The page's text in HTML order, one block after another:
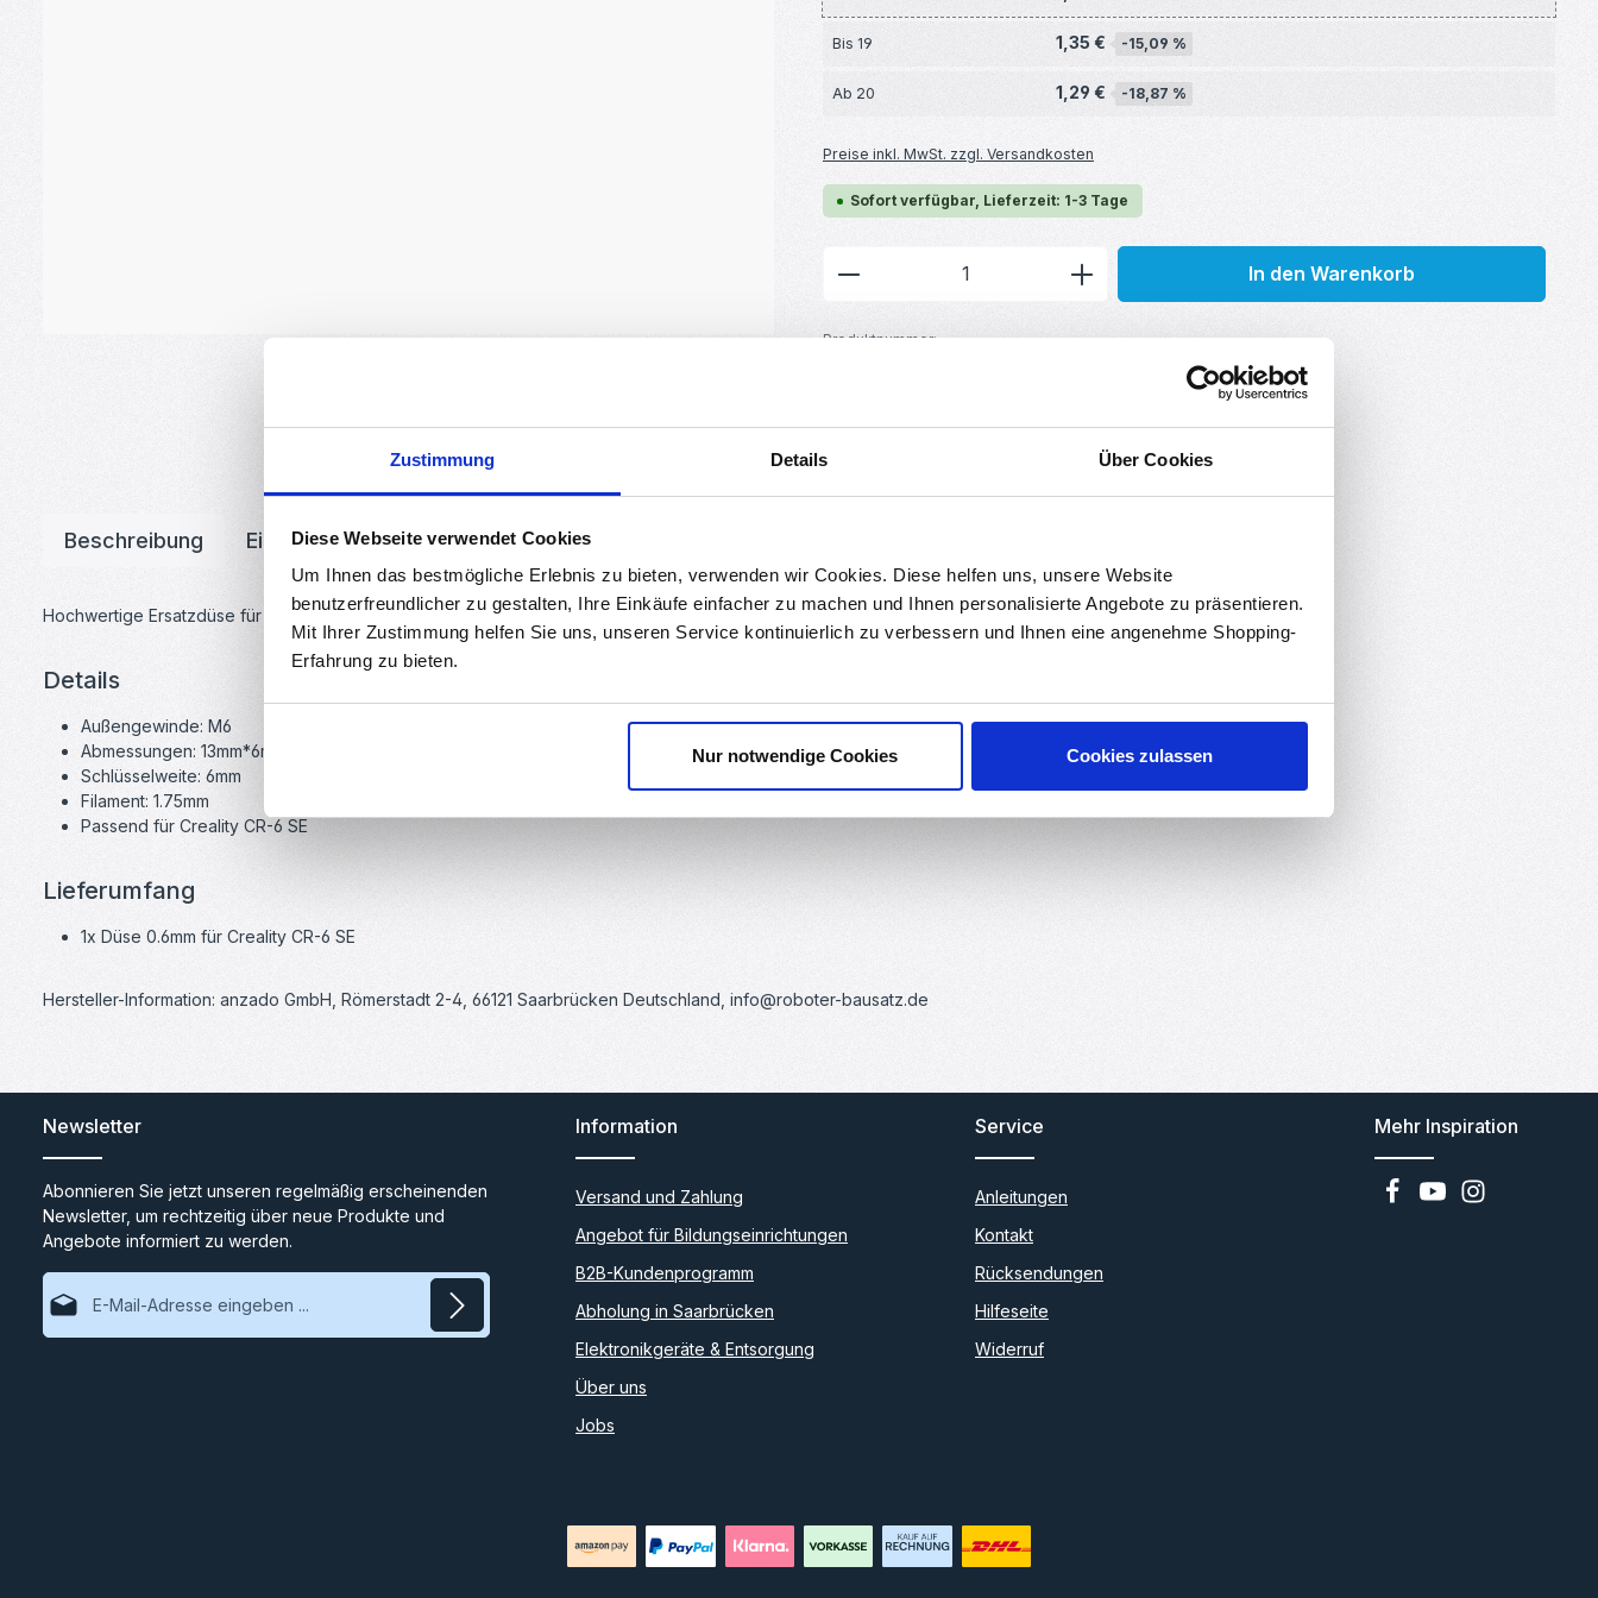
Zustimmung Details Über Cookies
Diese Webseite verwendet Cookies
Um Ihnen das bestmögliche Erlebnis zu bieten, verwenden wir Cookies. Diese helfen uns, unsere Website
benutzerfreundlicher zu gestalten, Ihre Einkäufe einfacher zu machen und Ihnen personalisierte Angebote zu präsentieren.
Mit Ihrer Zustimmung helfen Sie uns, unseren Service kontinuierlich zu verbessern und Ihnen eine angenehme Shopping-
Erfahrung zu bieten.
Nur notwendige Cookies Cookies zulassen
Bis 19 1,35 € -15,09 %
Ab 20 1,29 € -18,87 %
Preise inkl. MwSt. zzgl. Versandkosten
Sofort verfügbar, Lieferzeit: 1-3 Tage
Produkt Anzahl: Gib den gewünschten Wert ein oder
In den Warenkorb
Produktnummer:
Hersteller:
MakerMind
Beschreibung Eigenschaften Downloads Bewertungen
Hochwertige Ersatzdüse für den Creality CR-6 SE 3D-Drucker.
Details
Außengewinde: M6
Abmessungen: 13mm*6mm
Schlüsselweite: 6mm
Filament: 1.75mm
Passend für Creality CR-6 SE
Lieferumfang
1x Düse 0.6mm für Creality CR-6 SE
Hersteller-Information: anzado GmbH, Römerstadt 2-4, 66121 Saarbrücken Deutschland, info@roboter-bausatz.de
Newsletter
Abonnieren Sie jetzt unseren regelmäßig erscheinenden
Newsletter, um rechtzeitig über neue Produkte und
Angebote informiert zu werden.
E-Mail-Adresse*
Information
Versand und Zahlung
Angebot für Bildungseinrichtungen
B2B-Kundenprogramm
Abholung in Saarbrücken
Elektronikgeräte & Entsorgung
Über uns
Jobs
Service
Anleitungen
Kontakt
Rücksendungen
Hilfeseite
Widerruf
Mehr Inspiration